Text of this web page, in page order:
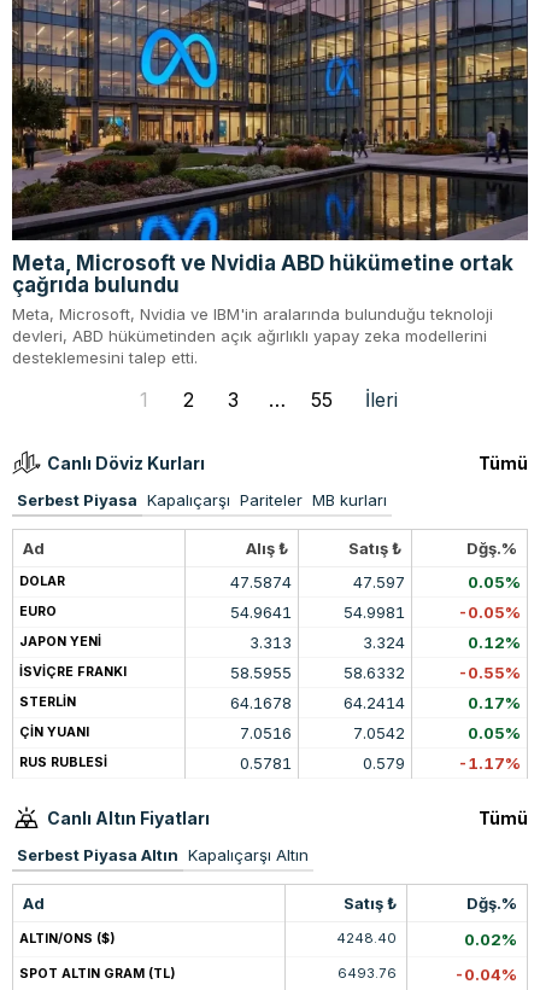
Meta, Microsoft ve Nvidia ABD hükümetine ortak
çağrıda bulundu
Meta, Microsoft, Nvidia ve IBM'in aralarında bulunduğu teknoloji
devleri, ABD hükümetinden açık ağırlıklı yapay zeka modellerini
desteklemesini talep etti.
1 2 3 … 55 İleri
Canlı Döviz Kurları Tümü
Serbest Piyasa Kapalıçarşı Pariteler MB kurları
Ad Alış ₺ Satış ₺ Dğş.%
DOLAR 47.5874 47.597 0.05%
EURO 54.9641 54.9981 -0.05%
JAPON YENİ 3.313 3.324 0.12%
İSVİÇRE FRANKI 58.5955 58.6332 -0.55%
STERLİN 64.1678 64.2414 0.17%
ÇİN YUANI 7.0516 7.0542 0.05%
RUS RUBLESİ 0.5781 0.579 -1.17%
Canlı Altın Fiyatları Tümü
Serbest Piyasa Altın Kapalıçarşı Altın
Ad Satış ₺ Dğş.%
ALTIN/ONS ($) 4248.40 0.02%
SPOT ALTIN GRAM (TL) 6493.76 -0.04%